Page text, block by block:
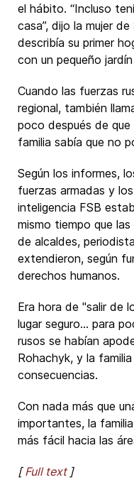
el hábito. “Incluso
casa”, dijo la mujer
describía su primer
con un pequeño
Cuando las fuerzas
regional, también
poco después de
familia sabía que no
Según los informes,
fuerzas armadas y
inteligencia FSB
mismo tiempo que
de alcaldes,
extendieron, según
derechos humanos.
Era hora de "salir de
lugar seguro... para
rusos se habían
Rohachyk, y la
consecuencias.
Con nada más que
importantes, la
más fácil hacia las
[Full text]